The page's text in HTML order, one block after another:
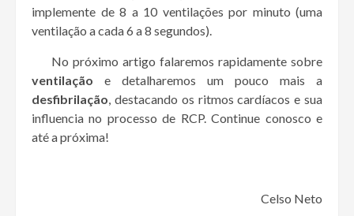
implemente de 8 a 10 ventilações por minuto (uma
ventilação a cada 6 a 8 segundos).
No próximo artigo falaremos rapidamente sobre
ventilação e detalharemos um pouco mais a
desfibrilação, destacando os ritmos cardíacos e sua
influencia no processo de RCP. Continue conosco e
até a próxima!
Celso Neto